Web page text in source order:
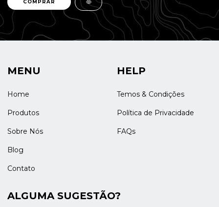
MENU
Home
Produtos
Sobre Nós
Blog
Contato
HELP
Temos & Condições
Política de Privacidade
FAQs
ALGUMA SUGESTÃO?